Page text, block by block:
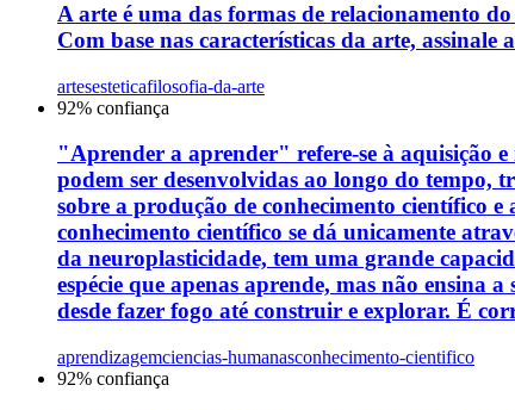
A arte é uma das formas de relacionamento
Com base nas características da arte, assinale
artesesteticafilosofia-da-arte
92% confiança
"Aprender a aprender" refere-se à aquisição
podem ser desenvolvidas ao longo do tempo,
sobre a produção de conhecimento científico
conhecimento científico se dá unicamente
da neuroplasticidade, tem uma grande
espécie que apenas aprende, mas não ensina
desde fazer fogo até construir e explorar. É
aprendizagemciencias-humanasconhecimento-cientifico
92% confiança